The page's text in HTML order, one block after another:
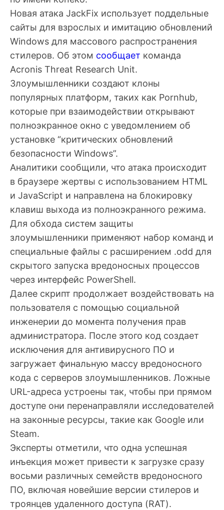
Новая атака JackFix использует поддельные
сайты для взрослых и имитацию обновлений
Windows для массового распространения
стилеров. Об этом сообщает команда
Acronis Threat Research Unit.
Злоумышленники создают клоны
популярных платформ, таких как Pornhub,
которые при взаимодействии открывают
полноэкранное окно с уведомлением об
установке “критических обновлений
безопасности Windows”.
Аналитики сообщили, что атака происходит
в браузере жертвы с использованием HTML
и JavaScript и направлена на блокировку
клавиш выхода из полноэкранного режима.
Для обхода систем защиты
злоумышленники применяют набор команд и
специальные файлы с расширением .odd для
скрытого запуска вредоносных процессов
через интерфейс PowerShell.
Далее скрипт продолжает воздействовать на
пользователя с помощью социальной
инженерии до момента получения прав
администратора. После этого код создает
исключения для антивирусного ПО и
загружает финальную массу вредоносного
кода с серверов злоумышленников. Ложные
URL-адреса устроены так, чтобы при прямом
доступе они перенаправляли исследователей
на законные ресурсы, такие как Google или
Steam.
Эксперты отметили, что одна успешная
инъекция может привести к загрузке сразу
восьми различных семейств вредоносного
ПО, включая новейшие версии стилеров и
троянцев удаленного доступа (RAT).